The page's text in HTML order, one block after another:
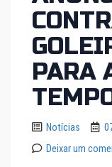
PARA
Notícias
Deixar um